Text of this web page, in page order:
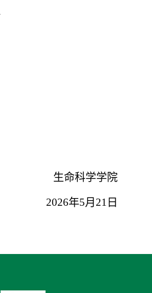
生命科学学院
2026年5月21日